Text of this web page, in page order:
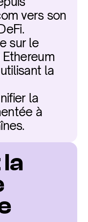
vers son
sur le
la
la
à